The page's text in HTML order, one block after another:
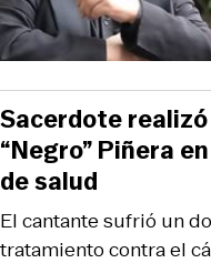
El cantante sufrió un
tratamiento contra el
Sacerdote
“Negro” Piñera
de salud